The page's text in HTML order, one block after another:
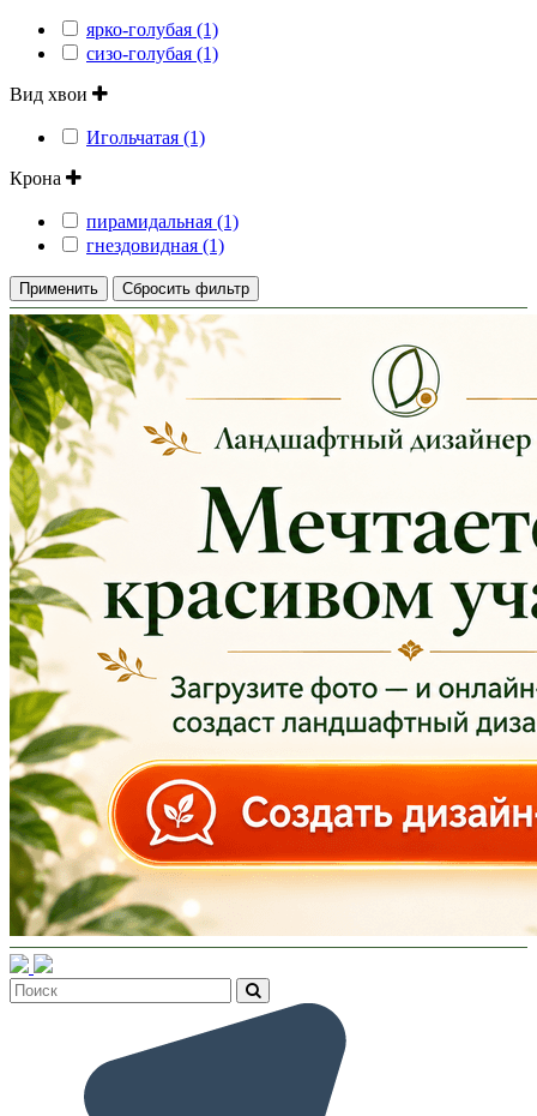
ярко-голубая (1)
сизо-голубая (1)
Вид хвои
Игольчатая (1)
Крона
пирамидальная (1)
гнездовидная (1)
Применить Сбросить фильтр